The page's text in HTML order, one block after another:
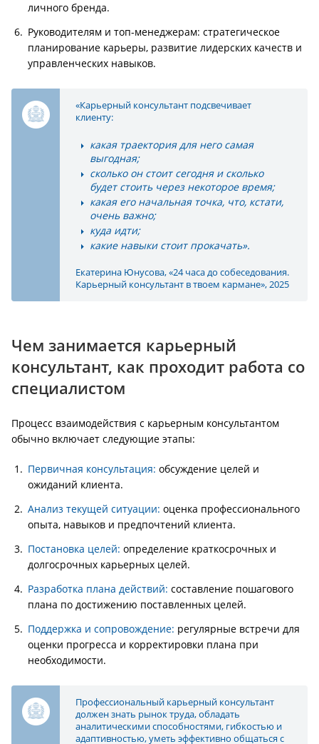
личного бренда.
Руководителям и топ-менеджерам: стратегическое
планирование карьеры, развитие лидерских качеств и
управленческих навыков.
«Карьерный консультант подсвечивает
клиенту:
какая траектория для него самая
выгодная;
сколько он стоит сегодня и сколько
будет стоить через некоторое время;
какая его начальная точка, что, кстати,
очень важно;
куда идти;
какие навыки стоит прокачать».
Екатерина Юнусова, «24 часа до собеседования.
Карьерный консультант в твоем кармане», 2025
Чем занимается карьерный
консультант, как проходит работа со
специалистом
Процесс взаимодействия с карьерным консультантом
обычно включает следующие этапы:
Первичная консультация: обсуждение целей и
ожиданий клиента.
Анализ текущей ситуации: оценка профессионального
опыта, навыков и предпочтений клиента.
Постановка целей: определение краткосрочных и
долгосрочных карьерных целей.
Разработка плана действий: составление пошагового
плана по достижению поставленных целей.
Поддержка и сопровождение: регулярные встречи для
оценки прогресса и корректировки плана при
необходимости.
Профессиональный карьерный консультант
должен знать рынок труда, обладать
аналитическими способностями, гибкостью и
адаптивностью, уметь эффективно общаться с